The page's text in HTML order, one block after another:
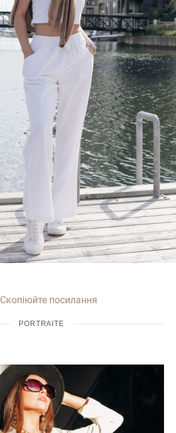
Скопіюйте посилання
PORTRAITE